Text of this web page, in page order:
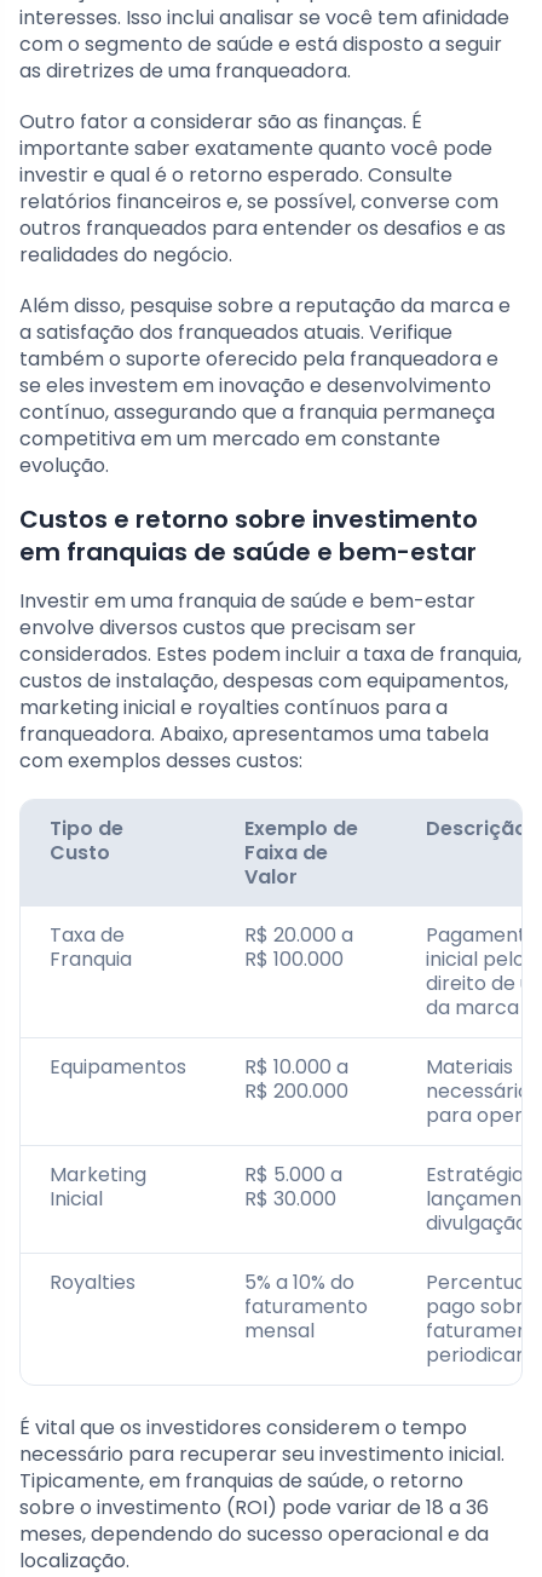
interesses. Isso inclui analisar se você tem afinidade
com o segmento de saúde e está disposto a seguir
as diretrizes de uma franqueadora.
Outro fator a considerar são as finanças. É
importante saber exatamente quanto você pode
investir e qual é o retorno esperado. Consulte
relatórios financeiros e, se possível, converse com
outros franqueados para entender os desafios e as
realidades do negócio.
Além disso, pesquise sobre a reputação da marca e
a satisfação dos franqueados atuais. Verifique
também o suporte oferecido pela franqueadora e
se eles investem em inovação e desenvolvimento
contínuo, assegurando que a franquia permaneça
competitiva em um mercado em constante
evolução.
Custos e retorno sobre investimento
em franquias de saúde e bem-estar
Investir em uma franquia de saúde e bem-estar
envolve diversos custos que precisam ser
considerados. Estes podem incluir a taxa de franquia,
custos de instalação, despesas com equipamentos,
marketing inicial e royalties contínuos para a
franqueadora. Abaixo, apresentamos uma tabela
com exemplos desses custos:
Tipo de
Custo
Exemplo de
Faixa de
Valor
Descrição
Taxa de
Franquia
R$ 20.000 a
R$ 100.000
Pagamento
inicial pelo
direito de
da marca
Equipamentos
R$ 10.000 a
R$ 200.000
Materiais
necessários
para
Marketing
Inicial
R$ 5.000 a
R$ 30.000
Estratégias
divulgação
Royalties
5% a 10% do
faturamento
mensal
Percentual
pago sobre
É vital que os investidores considerem o tempo
necessário para recuperar seu investimento inicial.
Tipicamente, em franquias de saúde, o retorno
sobre o investimento (ROI) pode variar de 18 a 36
meses, dependendo do sucesso operacional e da
localização.